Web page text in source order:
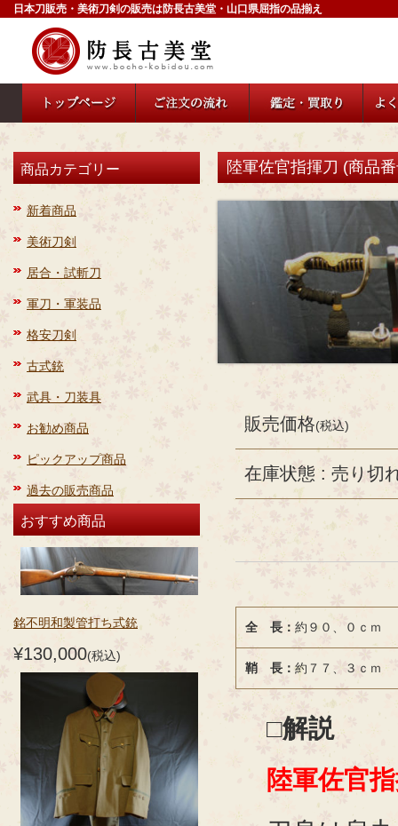
日本刀販売・美術刀剣の販売は防長古美堂・山口県屈指の品揃え
商品カテゴリー
新着商品
美術刀剣
居合・試斬刀
軍刀・軍装品
格安刀剣
古式銃
武具・刀装具
お勧め商品
ピックアップ商品
過去の販売商品
おすすめ商品
銘不明和製管打ち式銃
¥130,000(税込)
陸軍佐官指揮刀 (商品
販売価格(税込)
在庫状態 : 売り切
全 長： 約９０、０ｃｍ
鞘 長： 約７７、３ｃｍ
□解説
陸軍佐官